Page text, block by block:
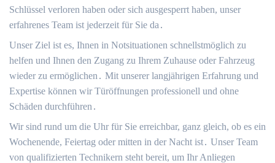
Schlüssel verloren haben oder sich ausgesperrt haben, unser
erfahrenes Team ist jederzeit für Sie da․
Unser Ziel ist es, Ihnen in Notsituationen schnellstmöglich zu
helfen und Ihnen den Zugang zu Ihrem Zuhause oder Fahrzeug
wieder zu ermöglichen․ Mit unserer langjährigen Erfahrung und
Expertise können wir Türöffnungen professionell und ohne
Schäden durchführen․
Wir sind rund um die Uhr für Sie erreichbar, ganz gleich, ob es ein
Wochenende, Feiertag oder mitten in der Nacht ist․ Unser Team
von qualifizierten Technikern steht bereit, um Ihr Anliegen